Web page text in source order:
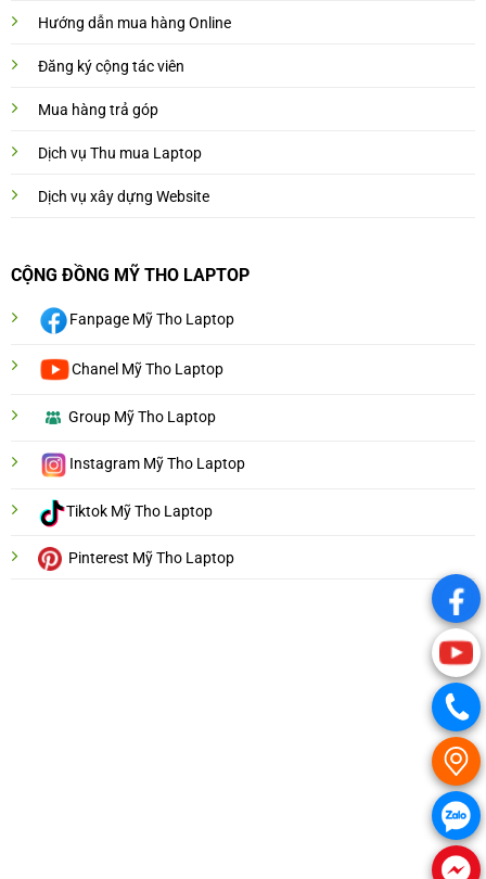
Hướng dẫn mua hàng Online
Đăng ký cộng tác viên
Mua hàng trả góp
Dịch vụ Thu mua Laptop
Dịch vụ xây dựng Website
CỘNG ĐỒNG MỸ THO LAPTOP
Fanpage Mỹ Tho Laptop
Chanel Mỹ Tho Laptop
Group Mỹ Tho Laptop
Instagram Mỹ Tho Laptop
Tiktok Mỹ Tho Laptop
Pinterest Mỹ Tho Laptop
.
.
.
.
.
.